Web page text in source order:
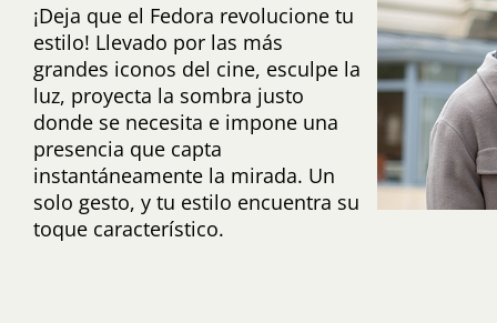
¡Deja que el Fedora revolucione tu
estilo! Llevado por las más
grandes iconos del cine, esculpe la
luz, proyecta la sombra justo
donde se necesita e impone una
presencia que capta
instantáneamente la mirada. Un
solo gesto, y tu estilo encuentra su
toque característico.